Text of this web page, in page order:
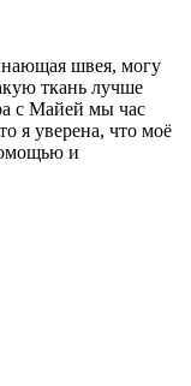
швея, могу
ткань лучше
с Майей мы час
я уверена, что моё
и